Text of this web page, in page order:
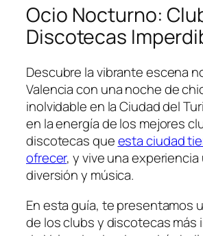
Ocio Nocturno:
Discotecas‌
Descubre la vibrante escena
Valencia‍ con una noche de
inolvidable en la Ciudad del
en la energía de los mejores
discotecas queesta ciudad
ofrecer, y⁢ vive una experiencia
diversión y música.
En esta guía, te presentamos
de los clubs y discotecas más